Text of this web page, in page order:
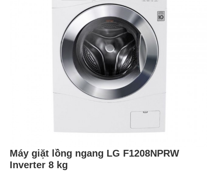
Máy giặt lồng ngang LG F1208NPRW
Inverter 8 kg